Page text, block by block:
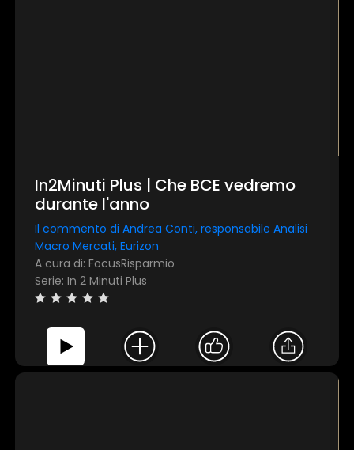
In2Minuti Plus | Che BCE vedremo
durante l'anno
Il commento di Andrea Conti, responsabile Analisi
Macro Mercati, Eurizon
A cura di: FocusRisparmio
Serie: In 2 Minuti Plus